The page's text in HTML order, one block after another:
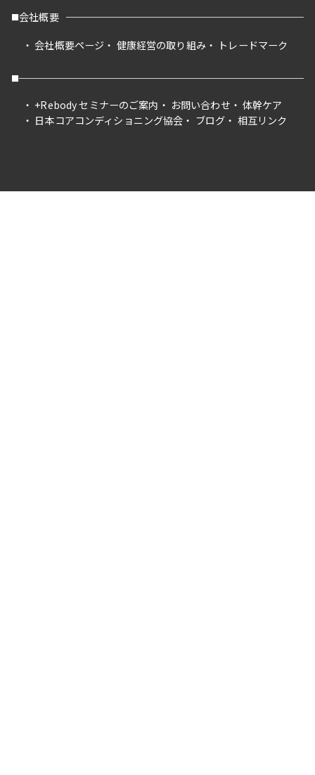
会社概要
会社概要ページ
健康経営の取り組み トレードマーク
+Rebody セミナーのご案内 お問い合わせ
体幹ケア
日本コアコンディショニング協会
ブログ 相互リンク